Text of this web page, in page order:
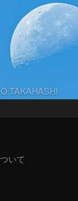
O.TAKAHASHI
いて